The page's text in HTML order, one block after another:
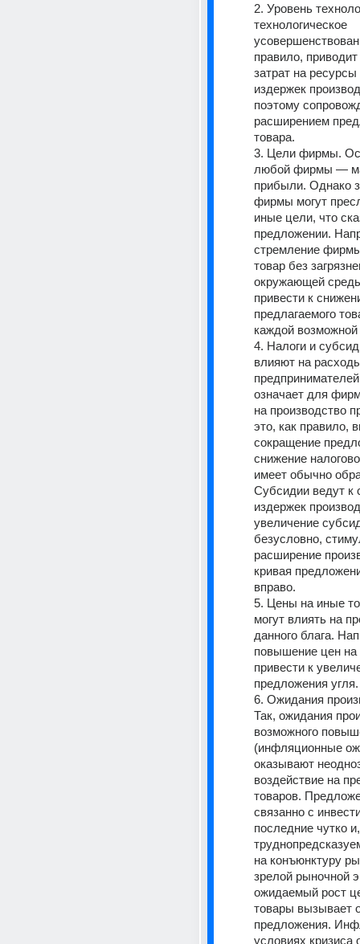
2. Уровень
технологическое
правило,
затрат на
издержек
поэтому
расширением
товара.
3. Цели фирмы.
любой фирмы —
прибыли. Однако
фирмы могут
иные цели, что
предложении.
стремление
товар без
окружающей
привести к
предлагаемого
каждой
4. Налоги и
влияют на
означает для
на производство
это, как правило,
сокращение
снижение
имеет обычно
Субсидии ведут к
издержек
увеличение
безусловно,
расширение
кривая
вправо.
5. Цены на иные
могут влиять на
данного блага.
повышение цен
привести к
предложения
6. Ожидания
Так, ожидания
возможного
(инфляционные
оказывают
воздействие на
товаров.
связанно с
последние чутко
на конъюнктуру
зрелой рыночной
ожидаемый рост
товары вызывает
предложения.
условиях кризиса